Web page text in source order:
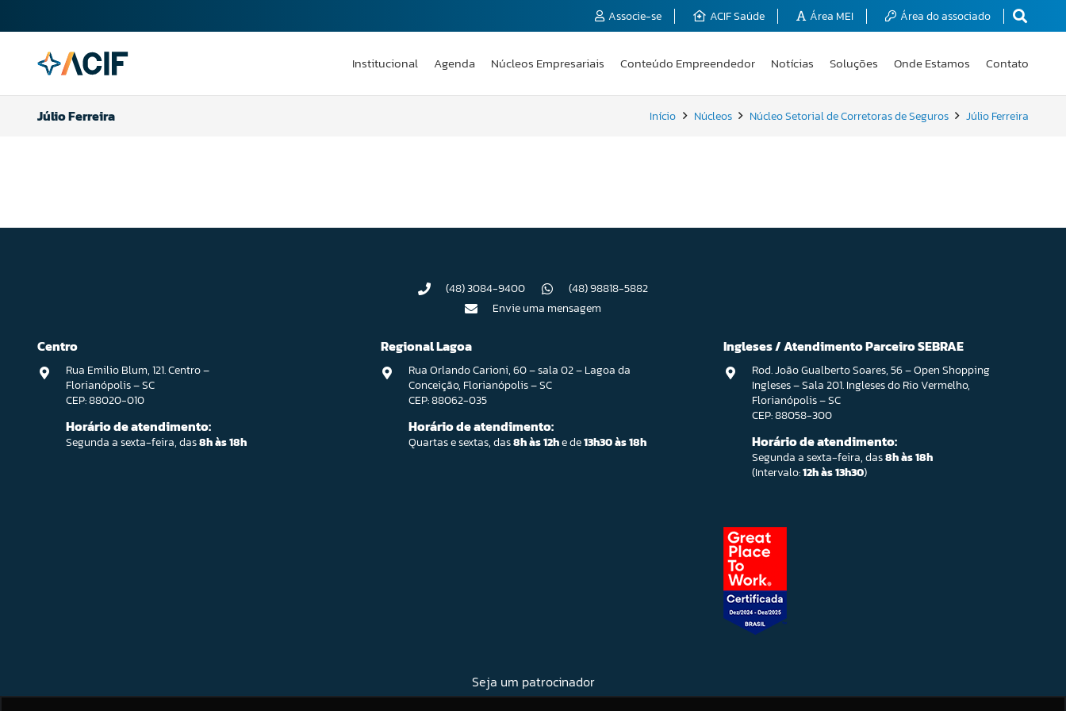
Associe-se ACIF Saúde Área MEI Área do associado
Institucional Agenda Núcleos Empresariais Conteúdo Empreendedor Notícias Soluções Onde Estamos Contato
Júlio Ferreira Início Núcleos Núcleo Setorial de Corretoras de Seguros Júlio Ferreira
(48) 3084-9400
(48) 98818-5882
Envie uma mensagem
Centro
Rua Emilio Blum, 121. Centro –
Florianópolis – SC
CEP: 88020-010
Horário de atendimento:
Segunda a sexta-feira, das8h às 18h
Regional Lagoa
Rua Orlando Carioni, 60 – sala 02 – Lagoa da
Conceição, Florianópolis – SC
CEP: 88062-035
Horário de atendimento:
Quartas e sextas, das8h às 12he de13h30 às 18h
Ingleses / Atendimento Parceiro SEBRAE
Rod. João Gualberto Soares, 56 – Open Shopping
Ingleses – Sala 201. Ingleses do Rio Vermelho,
Florianópolis – SC
CEP: 88058-300
Horário de atendimento:
Segunda a sexta-feira, das8h às 18h
(Intervalo:12h às 13h30)
Seja um patrocinador